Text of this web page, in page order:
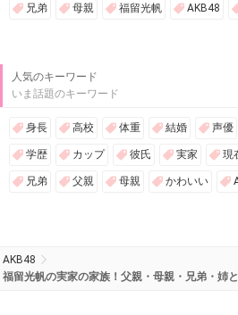
兄弟 母親 福留光帆 AKB48
人気のキーワード
いま話題のキーワード
身長 高校 体重 結婚 声優
学歴 カップ 彼氏 実家 現
兄弟 父親 母親 かわいい
AKB48
福留光帆の実家の家族！父親・母親・兄弟・姉